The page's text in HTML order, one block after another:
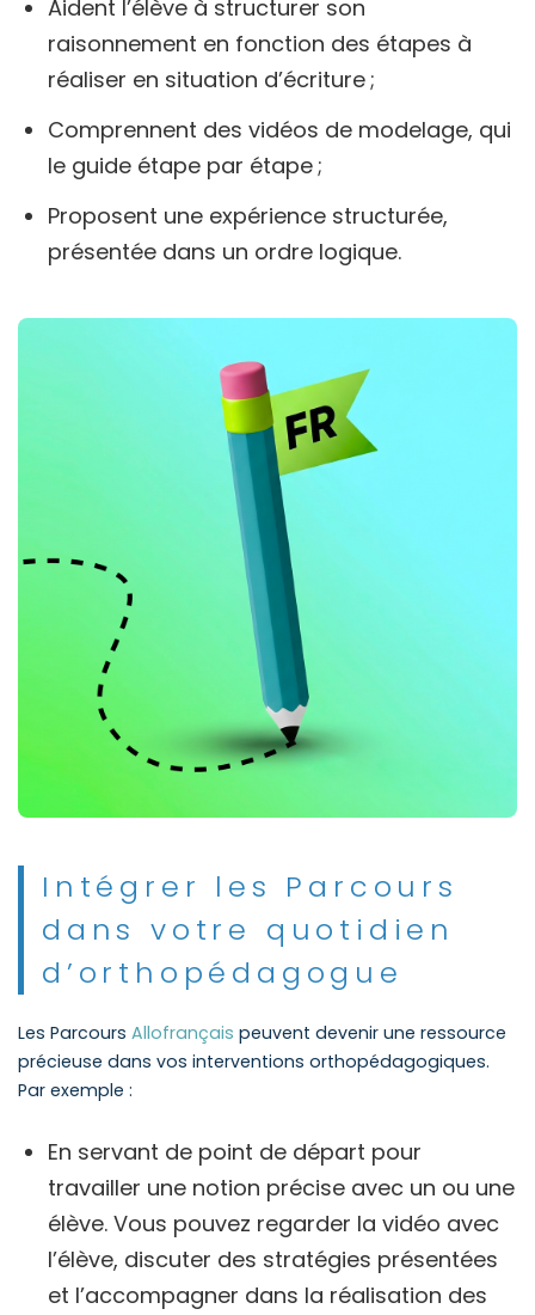
Aident l’élève à structurer son
raisonnement en fonction des étapes à
réaliser en situation d’écriture ;
Comprennent des vidéos de modelage, qui
le guide étape par étape ;
Proposent une expérience structurée,
présentée dans un ordre logique.
Intégrer les Parcours
dans votre quotidien
d’orthopédagogue
Les Parcours Allofrançais peuvent devenir une ressource
précieuse dans vos interventions orthopédagogiques.
Par exemple :
En servant de point de départ pour
travailler une notion précise avec un ou une
élève. Vous pouvez regarder la vidéo avec
l’élève, discuter des stratégies présentées
et l’accompagner dans la réalisation des